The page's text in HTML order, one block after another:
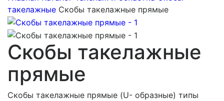
такелажные Скобы такелажные прямые
Скобы такелажные
прямые
Скобы такелажные прямые (U- образные) типы